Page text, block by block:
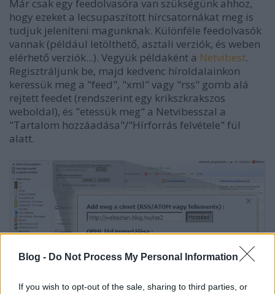
Blog - Do Not Process My Personal Information
If you wish to opt-out of the sale, sharing to third parties, or
Már csak egy feedolvasóra van szükségünk ahhoz,
hogy ezeket a lecsupaszított hírcsatornákat meg is
tudjuk jeleníteni magunknak. Különféle feedolvasók
vannak (például letölthető, asztali verziók, és weben
elérhető verziók...). Vegyük példaként a Netvibest.
Regisztráljunk be, majd kedvenc híroldalainkon
keressük meg a "feed", "xml" vagy "rss" gomb alá
rejtett feedet (rendszerint egy krikszkrakszos
weboldal), és "etessük meg" a Netvibesszal a
"Tartalom hozzáadása"/"Hírforrás felvétele" fül
alatt.